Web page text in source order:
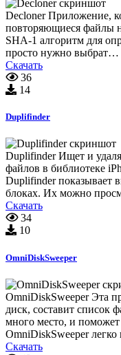
Decloner Приложение,
повторяющиеся файлы
SHA-1 алгоритм для
просто нужно выбрат…
Скачать
36
14
Duplifinder
Duplifinder Ищет и
файлов в библиотеке
Duplifinder показывает
блоках. Их можно
Скачать
34
10
OmniDiskSweeper
OmniDiskSweeper Эта
диск, составит список
много место, и поможет
OmniDiskSweeper
Скачать